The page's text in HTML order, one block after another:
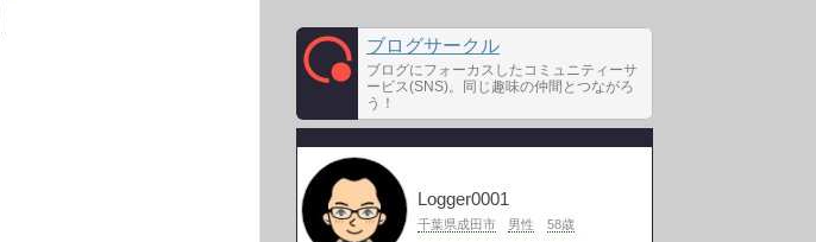
ブログサークル
ブログにフォーカスしたコミュニティーサ
ービス(SNS)。同じ趣味の仲間とつながろ
う！
Logger0001
千葉県成田市 男性 58歳